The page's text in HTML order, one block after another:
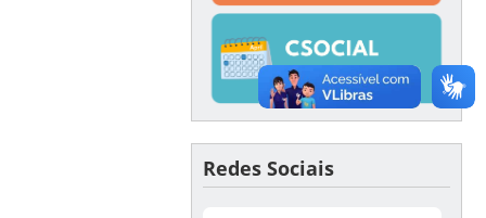
Redes Sociais